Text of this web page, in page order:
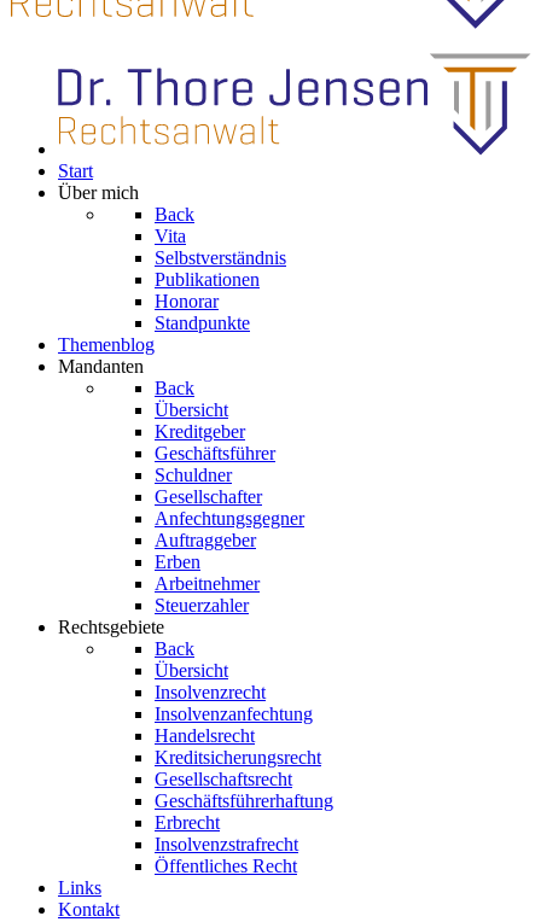
Start
Über mich
Back
Vita
Selbstverständnis
Publikationen
Honorar
Standpunkte
Themenblog
Mandanten
Back
Übersicht
Kreditgeber
Geschäftsführer
Schuldner
Gesellschafter
Anfechtungsgegner
Auftraggeber
Erben
Arbeitnehmer
Steuerzahler
Rechtsgebiete
Back
Übersicht
Insolvenzrecht
Insolvenzanfechtung
Handelsrecht
Kreditsicherungsrecht
Gesellschaftsrecht
Geschäftsführerhaftung
Erbrecht
Insolvenzstrafrecht
Öffentliches Recht
Links
Kontakt